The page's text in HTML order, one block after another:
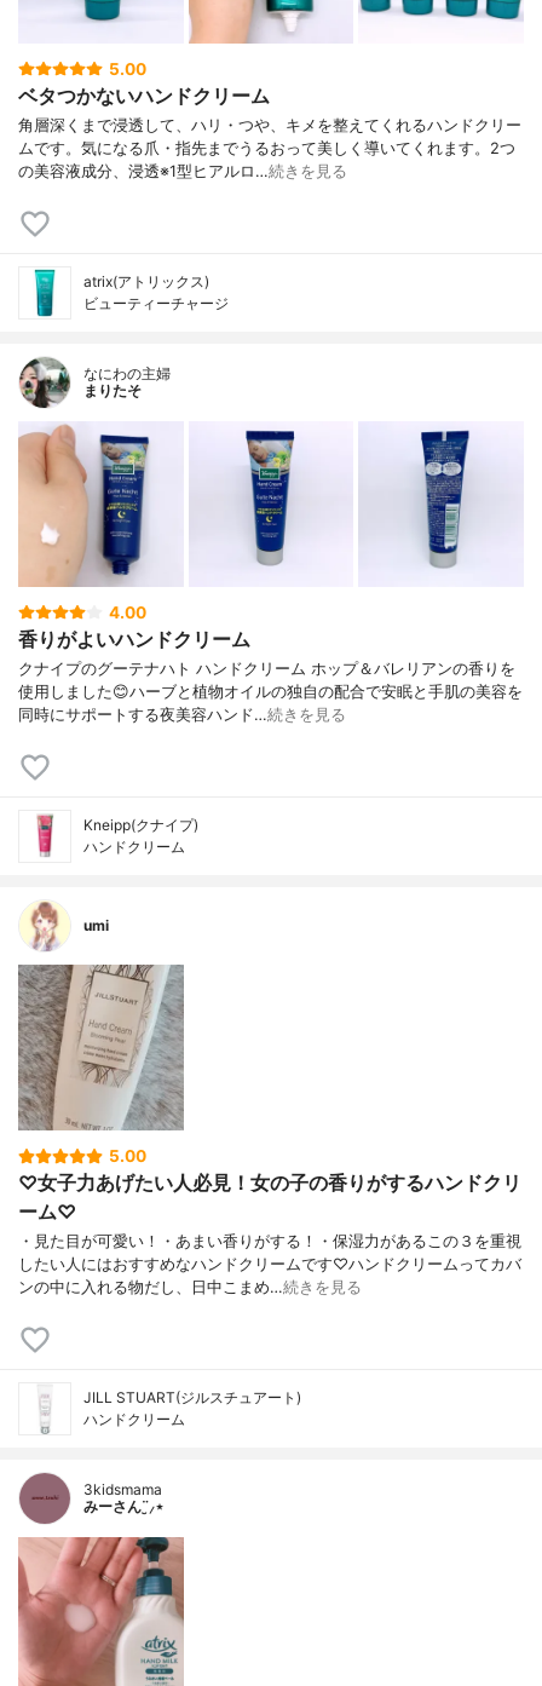
5.00
ベタつかないハンドクリーム
角層深くまで浸透して、ハリ・つや、キメを整えてくれるハンドクリー
ムです。気になる爪・指先までうるおって美しく導いてくれます。2つ
の美容液成分、浸透※1型ヒアルロ…続きを見る
atrix(アトリックス)
ビューティーチャージ
なにわの主婦
まりたそ
4.00
香りがよいハンドクリーム
クナイプのグーテナハト ハンドクリーム ホップ＆バレリアンの香りを
使用しました😊ハーブと植物オイルの独自の配合で安眠と手肌の美容を
同時にサポートする夜美容ハンド…続きを見る
Kneipp(クナイプ)
ハンドクリーム
umi
5.00
♡女子力あげたい人必見！女の子の香りがするハンドクリ
ーム♡
・見た目が可愛い！・あまい香りがする！・保湿力があるこの３を重視
したい人にはおすすめなハンドクリームです♡ハンドクリームってカバ
ンの中に入れる物だし、日中こまめ…続きを見る
JILL STUART(ジルスチュアート)
ハンドクリーム
3kidsmama
みーさん¨̮⸝⋆